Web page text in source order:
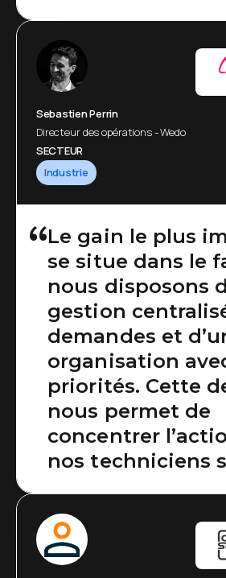
Sebastien Perrin
Directeur des opérations - Wedo
SECTEUR
Industrie
Le gain le plus
se situe dans le
nous disposons
gestion
demandes et
organisation
priorités. Cette
nous permet de
concentrer
nos techniciens
essentielles et
efficience